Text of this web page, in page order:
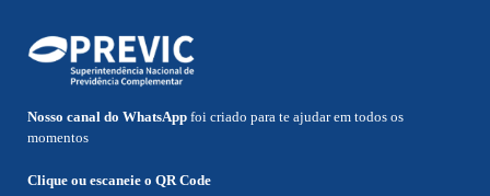
Nosso canal do WhatsApp foi criado para te ajudar em todos os
momentos
Clique ou escaneie o QR Code